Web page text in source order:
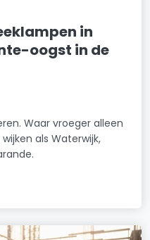
in
oogst in de
Waar vroeger alleen
als Waterwijk,